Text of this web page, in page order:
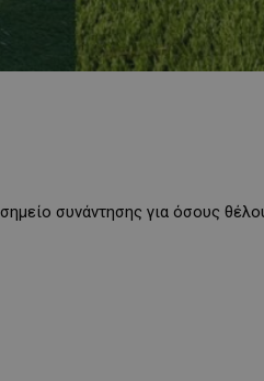
συνάντησης για όσους